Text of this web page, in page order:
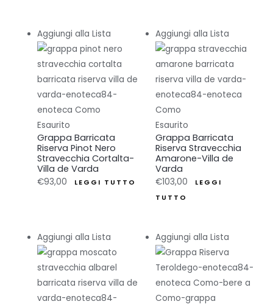
Aggiungi alla Lista
Esaurito
Grappa Barricata
Riserva Pinot Nero
Stravecchia Cortalta-
Villa de Varda
€93,00 LEGGI TUTTO
Aggiungi alla Lista
Esaurito
Grappa Barricata
Riserva Stravecchia
Amarone-Villa de
Varda
€103,00
LEGGI
TUTTO
Aggiungi alla Lista Aggiungi alla Lista